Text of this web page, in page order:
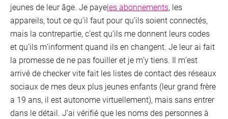
jeunes de leur âge. Je payeles abonnements, les
appareils, tout ce qu’il faut pour qu’ils soient connectés,
mais la contrepartie, c’est qu’ils me donnent leurs codes
et qu’ils m’informent quand ils en changent. Je leur ai fait
la promesse de ne pas fouiller et je m’y tiens. Il m’est
arrivé de checker vite fait les listes de contact des réseaux
sociaux de mes deux plus jeunes enfants (leur grand frère
a 19 ans, il est autonome virtuellement), mais sans entrer
dans le détail. J’ai vérifié que les noms des personnes à